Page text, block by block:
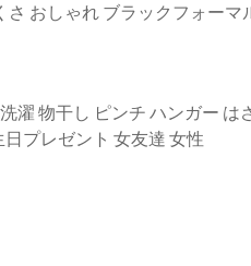
さ おしゃれ ブラックフォーマ
濯 物干し ピンチ ハンガー は
プレゼント 女友達 女性